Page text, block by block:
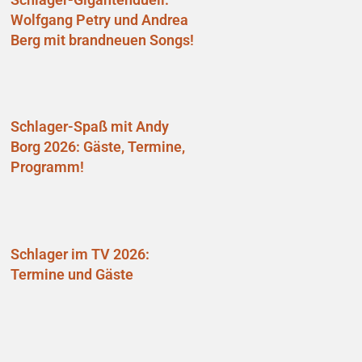
Wolfgang Petry und Andrea
Berg mit brandneuen Songs!
Schlager-Spaß mit Andy
Borg 2026: Gäste, Termine,
Programm!
Schlager im TV 2026:
Termine und Gäste